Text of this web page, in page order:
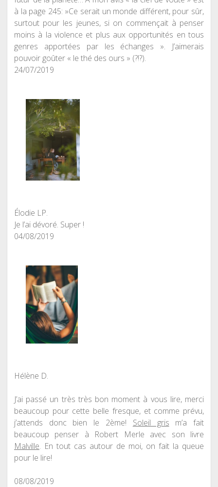
à la page 245: »Ce serait un monde différent, pour sûr,
surtout pour les jeunes, si on commençait à penser
moins à la violence et plus aux opportunités en tous
genres apportées par les échanges ». J’aimerais
pouvoir goûter « le thé des ours » (?!?).
24/07/2019
Élodie LP.
Je l’ai dévoré. Super !
04/08/2019
Hélène D.
J’ai passé un très très bon moment à vous lire, merci
beaucoup pour cette belle fresque, et comme prévu,
j’attends donc bien le 2ème! Soleil gris m’a fait
beaucoup penser à Robert Merle avec son livre
Malville. En tout cas autour de moi, on fait la queue
pour le lire!
08/08/2019